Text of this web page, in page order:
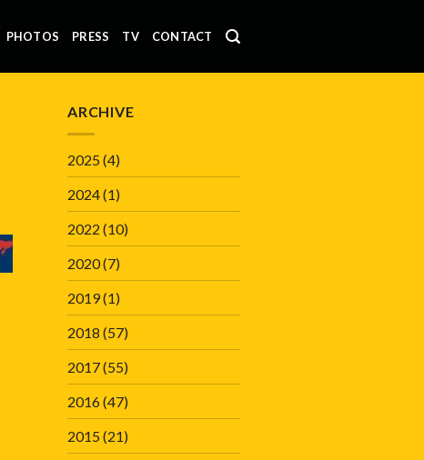
PHOTOS PRESS TV CONTACT
ARCHIVE
2025(4)
2024(1)
2022 (10)
2020(7)
2019(1)
2018 (57)
2017(55)
2016(47)
2015(21)